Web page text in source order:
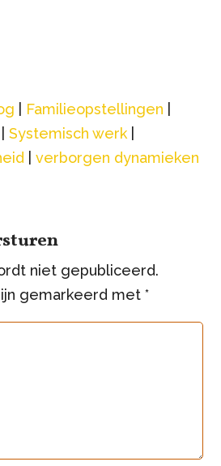
Familieopstellingen
|Systemisch werk
|verborgen dynamieken
niet gepubliceerd.
gemarkeerd met*